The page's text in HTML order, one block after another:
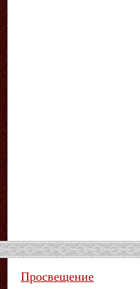
Просвещение